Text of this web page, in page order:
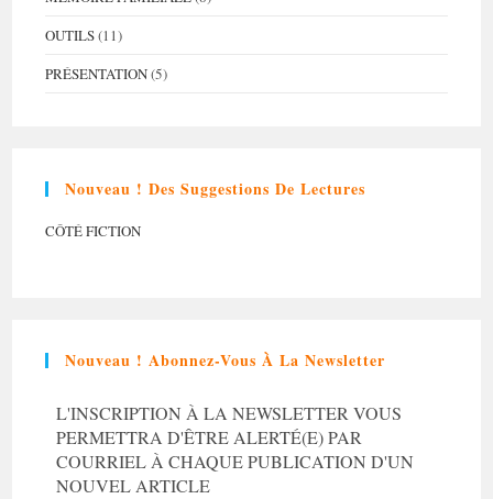
OUTILS(11)
PRÉSENTATION(5)
Nouveau ! Des Suggestions De Lectures
CÔTÉ FICTION
Nouveau ! Abonnez-Vous À La Newsletter
L'INSCRIPTION À LA NEWSLETTER VOUS
PERMETTRA D'ÊTRE ALERTÉ(E) PAR
COURRIEL À CHAQUE PUBLICATION D'UN
NOUVEL ARTICLE